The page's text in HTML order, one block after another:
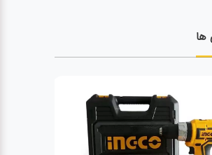
ها